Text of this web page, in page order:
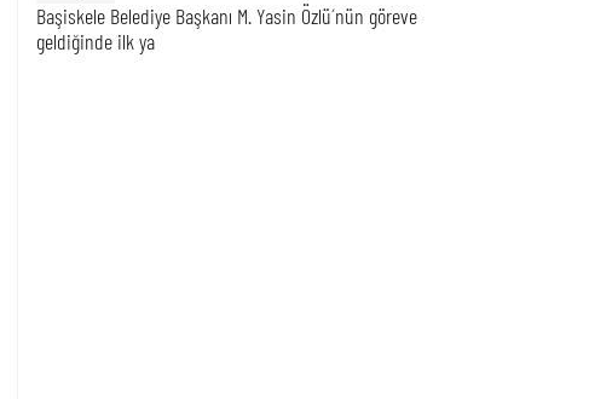
Başiskele Belediye Başkanı M. Yasin Özlü´nün göreve
geldiğinde ilk ya